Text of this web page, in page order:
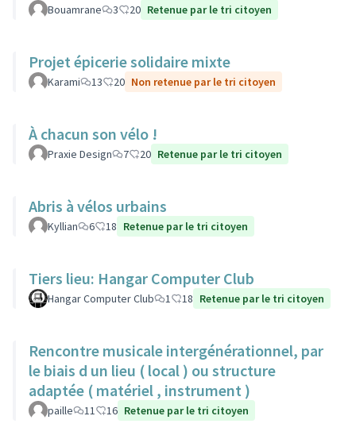
Bouamrane 3 20 Retenue par le tri citoyen
Projet épicerie solidaire mixte
Karami 13 20 Non retenue par le tri citoyen
À chacun son vélo !
Praxie Design 7 20 Retenue par le tri citoyen
Abris à vélos urbains
Kyllian 6 18 Retenue par le tri citoyen
Tiers lieu: Hangar Computer Club
Hangar Computer Club 1 18 Retenue par le tri citoyen
Rencontre musicale intergénérationnel, par
le biais d un lieu ( local ) ou structure
adaptée ( matériel , instrument )
paille 11 16 Retenue par le tri citoyen